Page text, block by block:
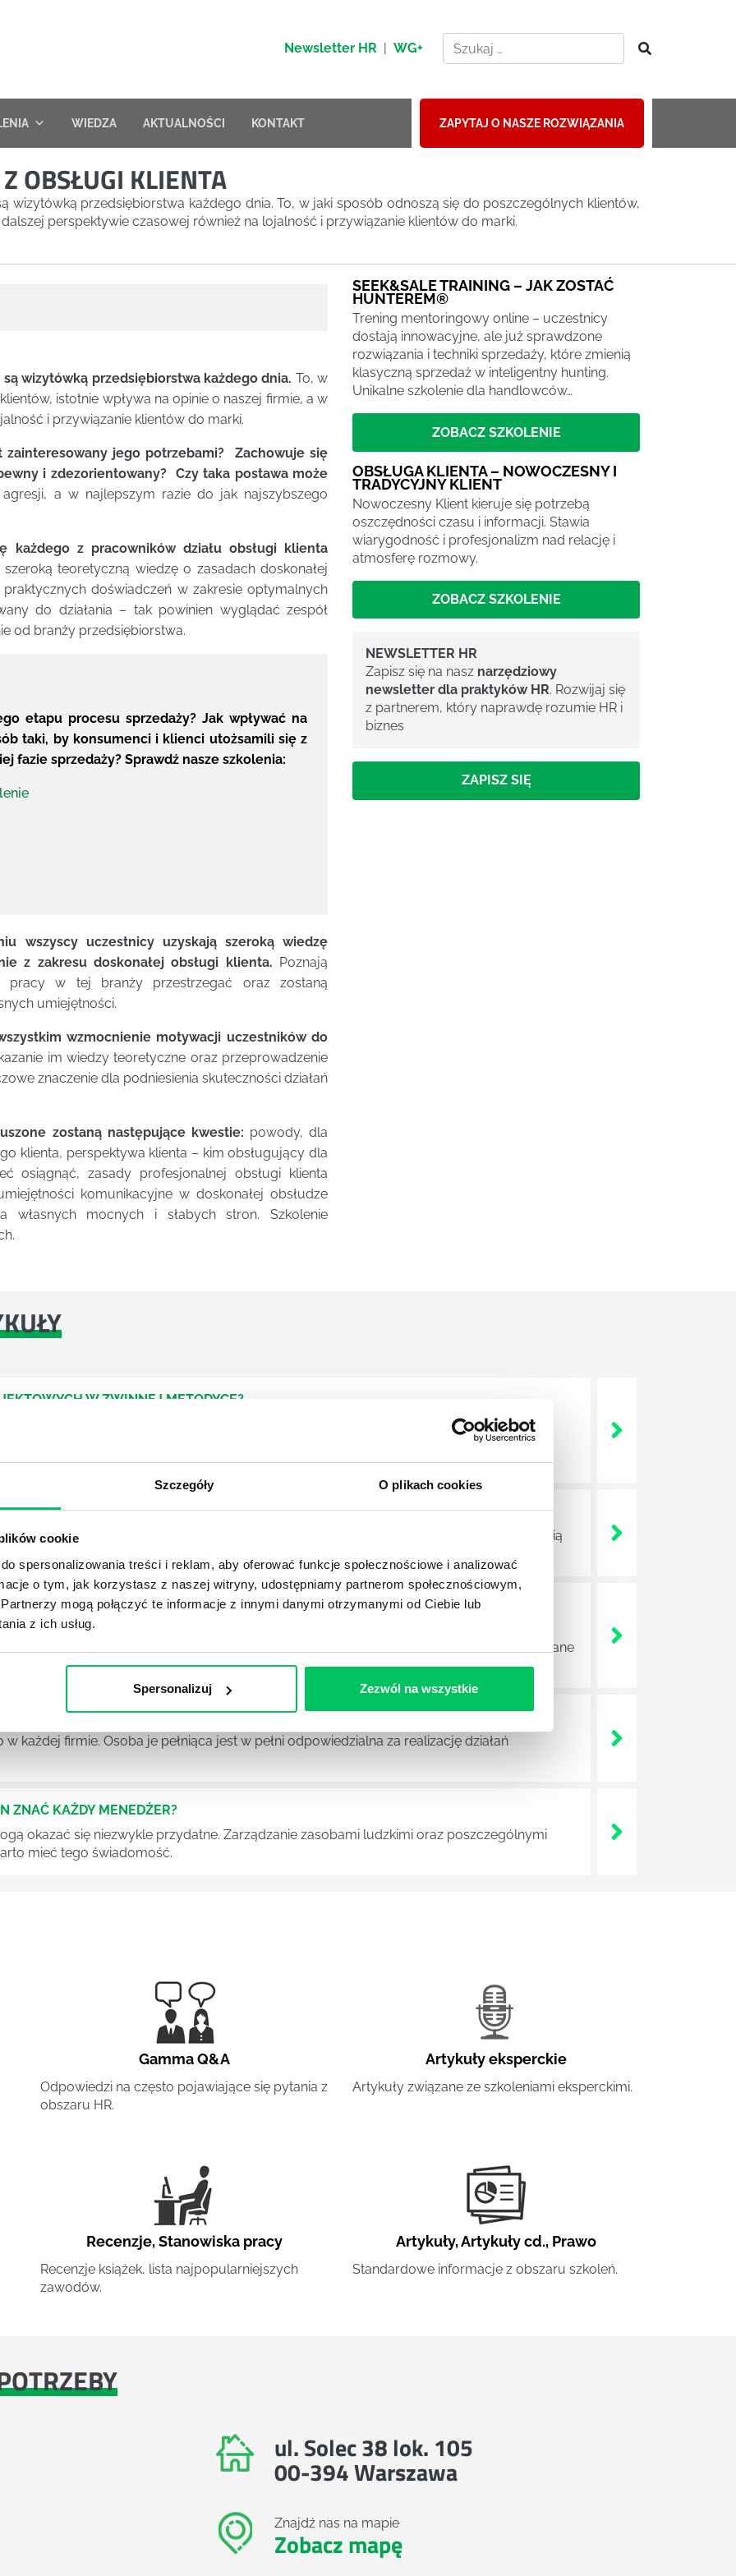
Szczegóły O plikach cookies
cookie
spersonalizowania treści i reklam, aby oferować funkcje społecznościowe i analizować
o tym, jak korzystasz z naszej witryny, udostępniamy partnerom społecznościowym,
mogą połączyć te informacje z innymi danymi otrzymanymi od Ciebie lub
z ich usług.
Spersonalizuj Zezwól na wszystkie
Newsletter HR | WG+
WIEDZA AKTUALNOŚCI KONTAKT ZAPYTAJ O NASZE ROZWIĄZANIA
OBSŁUGI KLIENTA
wizytówką przedsiębiorstwa każdego dnia. To, w jaki sposób odnoszą się do poszczególnych klientów,
perspektywie czasowej również na lojalność i przywiązanie klientów do marki.
są wizytówką przedsiębiorstwa każdego dnia. To, w
istotnie wpływa na opinie o naszej firmie, a w
i przywiązanie klientów do marki.
jego potrzebami?
Zachowuje się
i zdezorientowany? Czy taka postawa może
a w najlepszym razie do jak najszybszego
każdego z pracowników działu obsługi klienta
teoretyczną wiedzę o zasadach doskonałej
doświadczeń w zakresie optymalnych
do działania – tak powinien wyglądać zespół
od branży przedsiębiorstwa.
etapu procesu sprzedaży? Jak wpływać na
taki, by konsumenci i klienci utożsamili się z
fazie sprzedaży? Sprawdź nasze szkolenia:
wszyscy uczestnicy uzyskają szeroką wiedzę
z zakresu doskonałej obsługi klienta. Poznają
pracy w tej branży przestrzegać oraz zostaną
umiejętności.
wzmocnienie motywacji uczestników do
im wiedzy teoretyczne oraz przeprowadzenie
znaczenie dla podniesienia skuteczności działań
zostaną następujące kwestie: powody, dla
klienta, perspektywa klienta – kim obsługujący dla
osiągnąć, zasady profesjonalnej obsługi klienta
komunikacyjne w doskonałej obsłudze
własnych mocnych i słabych stron. Szkolenie
SEEK&SALE TRAINING – JAK ZOSTAĆ
HUNTEREM®
Trening mentoringowy online – uczestnicy
dostają innowacyjne, ale już sprawdzone
rozwiązania i techniki sprzedaży, które zmienią
klasyczną sprzedaż w inteligentny hunting.
Unikalne szkolenie dla handlowców…
ZOBACZ SZKOLENIE
OBSŁUGA KLIENTA – NOWOCZESNY I
TRADYCYJNY KLIENT
Nowoczesny Klient kieruje się potrzebą
oszczędności czasu i informacji. Stawia
wiarygodność i profesjonalizm nad relację i
atmosferę rozmowy.
ZOBACZ SZKOLENIE
NEWSLETTER HR
Zapisz się na nasz narzędziowy
newsletter dla praktyków HR. Rozwijaj się
z partnerem, który naprawdę rozumie HR i
biznes
ZAPISZ SIĘ
W ZWINNEJ METODYCE?
to szereg czynności mających na celu zrealizowanie wszystkich związanych z
osoby wchodzące w skład specjalnych zespołów projektowych, a ich praca stanowi
ZESPOŁU PROJEKTOWEGO?
(i mniejszej) firmie pojęcie związane z realizacją projektów biznesowych. Z pewnością
MIEĆ BRYGADZISTA?
i kompetentnych pracowników nie będzie w stanie sprawnie realizować swoich
kierownictwa. Zawsze niezbędna jest osoba nadzorująca wszystkie czynności wykonywane
KOMPETENCJE MENEDŻERSKIE?
każdej firmie. Osoba je pełniąca jest w pełni odpowiedzialna za realizację działań
ZNAĆ KAŻDY MENEDŻER?
okazać się niezwykle przydatne. Zarządzanie zasobami ludzkimi oraz poszczególnymi
mieć tego świadomość.
Gamma Q&A
Odpowiedzi na często pojawiające się pytania z
obszaru HR.
Artykuły eksperckie
Artykuły związane ze szkoleniami eksperckimi.
Recenzje,Stanowiska pracy
Recenzje książek, lista najpopularniejszych
zawodów.
Artykuły,Artykuły cd., Prawo
Standardowe informacje z obszaru szkoleń.
ul. Solec 38 lok. 105
00-394 Warszawa
Znajdź nas na mapie
Zobacz mapę